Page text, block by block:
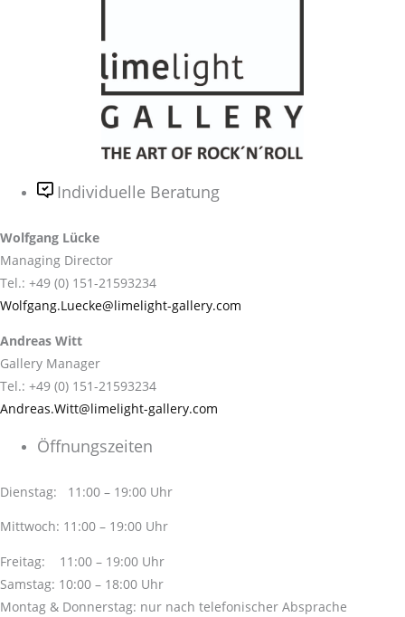
Individuelle Beratung
Wolfgang Lücke
Managing Director
Tel.: +49 (0) 151-21593234
Wolfgang.Luecke@limelight-gallery.com
Andreas Witt
Gallery Manager
Tel.: +49 (0) 151-21593234
Andreas.Witt@limelight-gallery.com
Öffnungszeiten
Dienstag: 11:00 – 19:00 Uhr
Mittwoch: 11:00 – 19:00 Uhr
Freitag: 11:00 – 19:00 Uhr
Samstag: 10:00 – 18:00 Uhr
Montag & Donnerstag: nur nach telefonischer Absprache